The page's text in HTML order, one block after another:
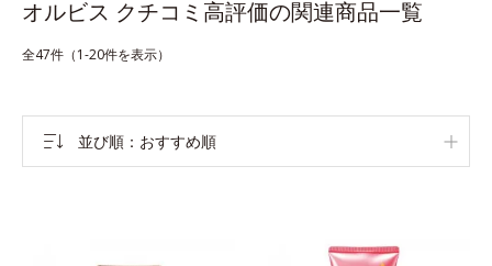
オルビス クチコミ高評価の関連商品一覧
全47件（1-20件を表示）
並び順 おすすめ順